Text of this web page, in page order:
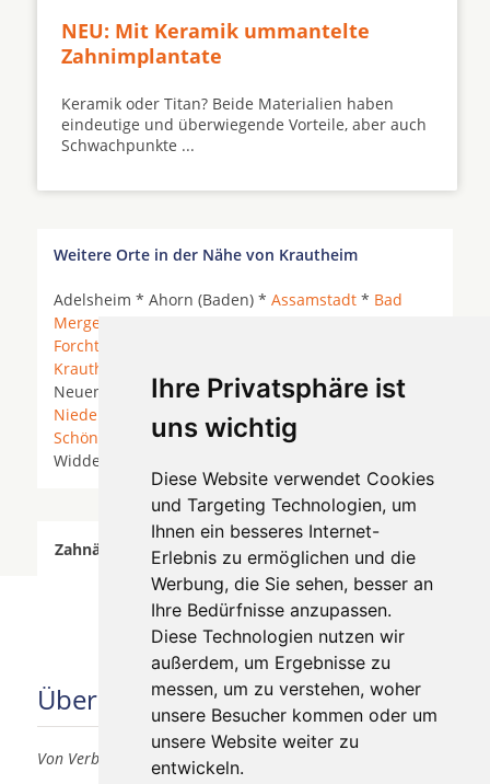
Ihre Privatsphäre ist
uns wichtig
Diese Website verwendet Cookies
und Targeting Technologien, um
Ihnen ein besseres Internet-
Erlebnis zu ermöglichen und die
Werbung, die Sie sehen, besser an
Ihre Bedürfnisse anzupassen.
Diese Technologien nutzen wir
außerdem, um Ergebnisse zu
messen, um zu verstehen, woher
unsere Besucher kommen oder um
unsere Website weiter zu
entwickeln.
NEU: Mit Keramik ummantelte
Zahnimplantate
Keramik oder Titan? Beide Materialien haben
eindeutige und überwiegende Vorteile, aber auch
Schwachpunkte ...
Weitere Orte in der Nähe von Krautheim
Adelsheim * Ahorn (Baden) * Assamstadt * Bad
Mergentheim
Forchtenberg
Krautheim
Neuenstein (Hohenlohe) *Niedernhall*
Niederstetten
Ravenstein * Rosenberg (Baden) *
Schöntal
Weißbach* Weißbach (Hohenlohe) *
Widdern * Zweiflingen *
Zahnärzte für Zahnimplantete in Krautheim wurde
am 06 August 2026 aktualisiert.
Über uns
Von Verbrauchern für Verbraucher